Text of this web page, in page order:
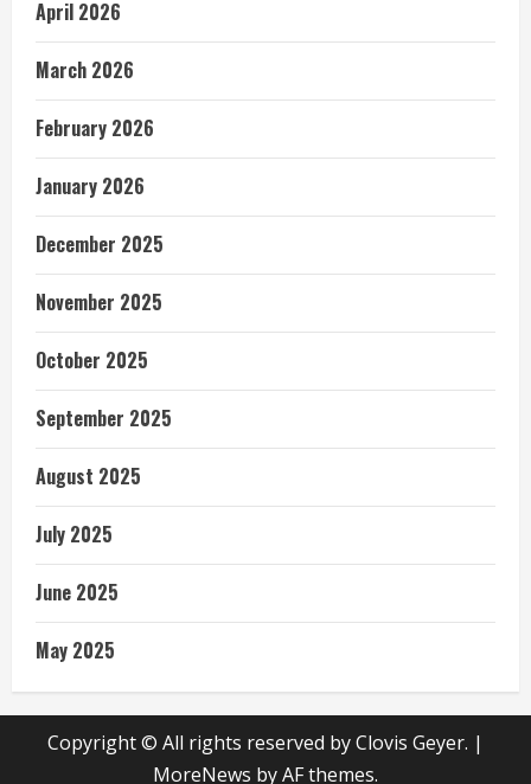
April 2026
March 2026
February 2026
January 2026
December 2025
November 2025
October 2025
September 2025
August 2025
July 2025
June 2025
May 2025
Copyright © All rights reserved by Clovis Geyer. |
MoreNews by AF themes.